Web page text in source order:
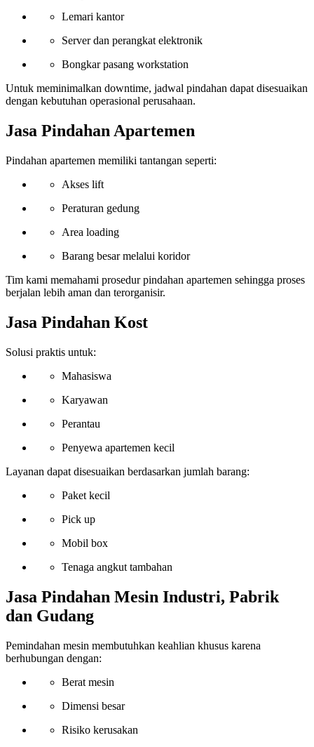
Lemari kantor
Server dan perangkat elektronik
Bongkar pasang workstation
Untuk meminimalkan downtime, jadwal pindahan dapat disesuaikan
dengan kebutuhan operasional perusahaan.
Jasa Pindahan Apartemen
Pindahan apartemen memiliki tantangan seperti:
Akses lift
Peraturan gedung
Area loading
Barang besar melalui koridor
Tim kami memahami prosedur pindahan apartemen sehingga proses
berjalan lebih aman dan terorganisir.
Jasa Pindahan Kost
Solusi praktis untuk:
Mahasiswa
Karyawan
Perantau
Penyewa apartemen kecil
Layanan dapat disesuaikan berdasarkan jumlah barang:
Paket kecil
Pick up
Mobil box
Tenaga angkut tambahan
Jasa Pindahan Mesin Industri, Pabrik
dan Gudang
Pemindahan mesin membutuhkan keahlian khusus karena
berhubungan dengan:
Berat mesin
Dimensi besar
Risiko kerusakan